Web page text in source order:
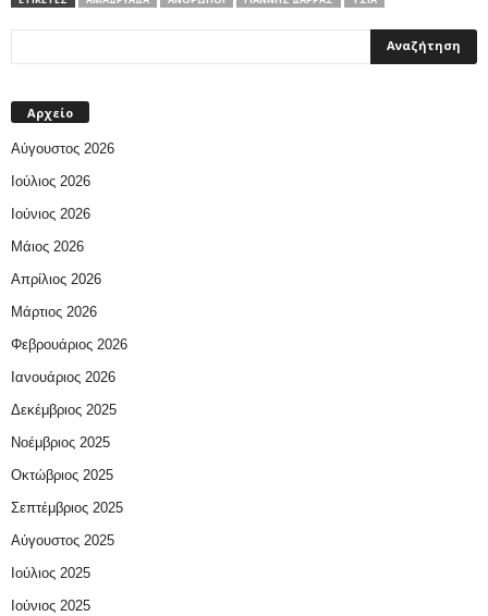
Αρχείο
Αύγουστος 2026
Ιούλιος 2026
Ιούνιος 2026
Μάιος 2026
Απρίλιος 2026
Μάρτιος 2026
Φεβρουάριος 2026
Ιανουάριος 2026
Δεκέμβριος 2025
Νοέμβριος 2025
Οκτώβριος 2025
Σεπτέμβριος 2025
Αύγουστος 2025
Ιούλιος 2025
Ιούνιος 2025